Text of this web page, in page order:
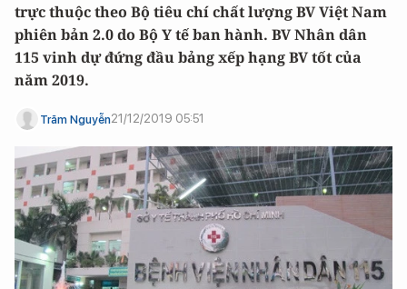
trực thuộc theo Bộ tiêu chí chất lượng BV Việt Nam
phiên bản 2.0 do Bộ Y tế ban hành. BV Nhân dân
115 vinh dự đứng đầu bảng xếp hạng BV tốt của
năm 2019.
Trăm Nguyễn21/12/2019 05:51